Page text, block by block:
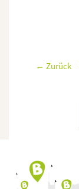
← Zurück